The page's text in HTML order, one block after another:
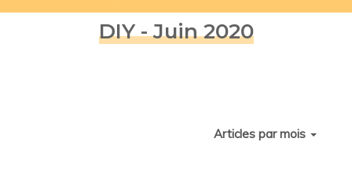
DIY - Juin 2020
Articles par mois